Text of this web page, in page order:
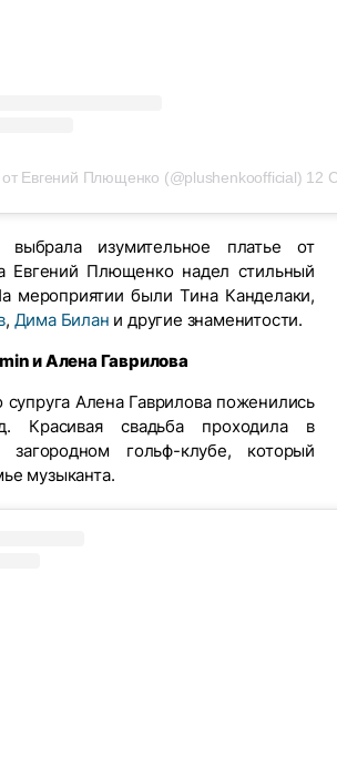
Евгений Плющенко (@plushenkoofficial) 12
выбрала изумительное платье от
Евгений Плющенко надел стильный
мероприятии были Тина Канделаки,
, Дима Билан и другие знаменитости.
и Алена Гаврилова
супруга Алена Гаврилова поженились
Красивая свадьба проходила в
гольф-клубе, который
музыканта.